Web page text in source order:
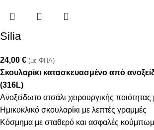
Silia
24,00 € (με ΦΠΑ)
Σκουλαρίκι κατασκευασμένο από
(316L)
Ανοξείδωτο ατσάλι χειρουργικής
Ημικυκλικό σκουλαρίκι με λεπτές γραμμές
Κόσμημα με σταθερό και ασφαλές